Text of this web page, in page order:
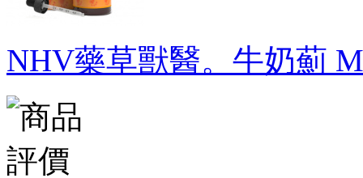
NHV藥草獸醫。牛奶薊